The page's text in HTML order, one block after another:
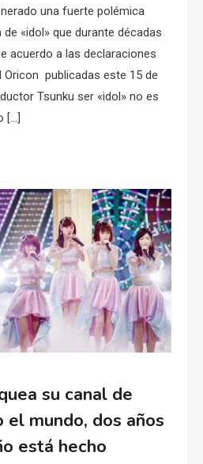
una fuerte polémica
«idol» que durante décadas
acuerdo a las declaraciones
Oricon publicadas este 15 de
Tsunku ser «idol» no es
[…]
su canal de
mundo, dos años
está hecho